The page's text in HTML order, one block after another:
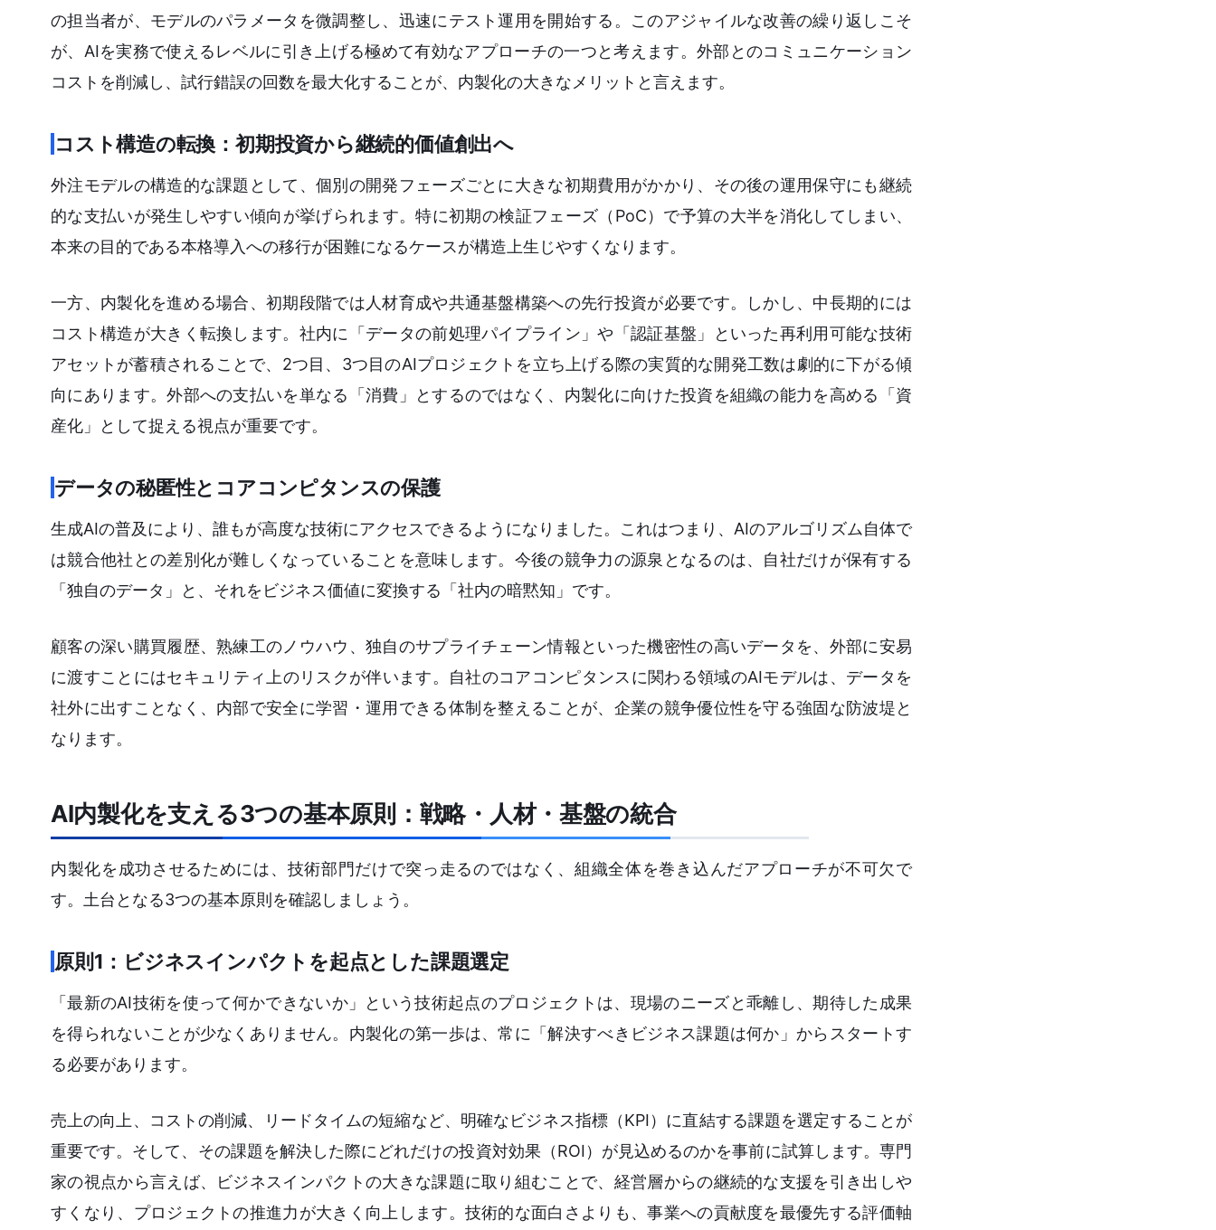
の担当者が、モデルのパラメータを微調整し、迅速にテスト運用を開始する。このアジャイルな改善の繰り返しこそ
が、AIを実務で使えるレベルに引き上げる極めて有効なアプローチの一つと考えます。外部とのコミュニケーション
コストを削減し、試行錯誤の回数を最大化することが、内製化の大きなメリットと言えます。
コスト構造の転換：初期投資から継続的価値創出へ
外注モデルの構造的な課題として、個別の開発フェーズごとに大きな初期費用がかかり、その後の運用保守にも継続
的な支払いが発生しやすい傾向が挙げられます。特に初期の検証フェーズ（PoC）で予算の大半を消化してしまい、
本来の目的である本格導入への移行が困難になるケースが構造上生じやすくなります。
一方、内製化を進める場合、初期段階では人材育成や共通基盤構築への先行投資が必要です。しかし、中長期的には
コスト構造が大きく転換します。社内に「データの前処理パイプライン」や「認証基盤」といった再利用可能な技術
アセットが蓄積されることで、2つ目、3つ目のAIプロジェクトを立ち上げる際の実質的な開発工数は劇的に下がる傾
向にあります。外部への支払いを単なる「消費」とするのではなく、内製化に向けた投資を組織の能力を高める「資
産化」として捉える視点が重要です。
データの秘匿性とコアコンピタンスの保護
生成AIの普及により、誰もが高度な技術にアクセスできるようになりました。これはつまり、AIのアルゴリズム自体で
は競合他社との差別化が難しくなっていることを意味します。今後の競争力の源泉となるのは、自社だけが保有する
「独自のデータ」と、それをビジネス価値に変換する「社内の暗黙知」です。
顧客の深い購買履歴、熟練工のノウハウ、独自のサプライチェーン情報といった機密性の高いデータを、外部に安易
に渡すことにはセキュリティ上のリスクが伴います。自社のコアコンピタンスに関わる領域のAIモデルは、データを
社外に出すことなく、内部で安全に学習・運用できる体制を整えることが、企業の競争優位性を守る強固な防波堤と
なります。
AI内製化を支える3つの基本原則：戦略・人材・基盤の統合
内製化を成功させるためには、技術部門だけで突っ走るのではなく、組織全体を巻き込んだアプローチが不可欠で
す。土台となる3つの基本原則を確認しましょう。
原則1：ビジネスインパクトを起点とした課題選定
「最新のAI技術を使って何かできないか」という技術起点のプロジェクトは、現場のニーズと乖離し、期待した成果
を得られないことが少なくありません。内製化の第一歩は、常に「解決すべきビジネス課題は何か」からスタートす
る必要があります。
売上の向上、コストの削減、リードタイムの短縮など、明確なビジネス指標（KPI）に直結する課題を選定することが
重要です。そして、その課題を解決した際にどれだけの投資対効果（ROI）が見込めるのかを事前に試算します。専門
家の視点から言えば、ビジネスインパクトの大きな課題に取り組むことで、経営層からの継続的な支援を引き出しや
すくなり、プロジェクトの推進力が大きく向上します。技術的な面白さよりも、事業への貢献度を最優先する評価軸